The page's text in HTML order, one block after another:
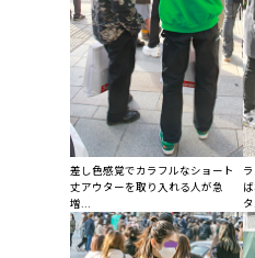
差し色感覚でカラフルなショート
丈アウターを取り入れる人が急
増...